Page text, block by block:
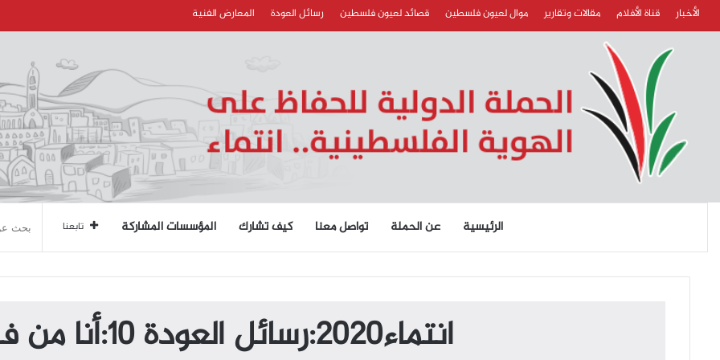
الأخبار قناة الأفلام مقالات وتقارير موال لعيون فلسطين قصائد لعيون فلسطين رسائل العودة المعارض الفنية
الرئيسية عن الحملة تواصل معنا كيف تشارك المؤسسات المشاركة تابعنا
انتماء2020:رسائل العودة 10:أنا من فلسطين